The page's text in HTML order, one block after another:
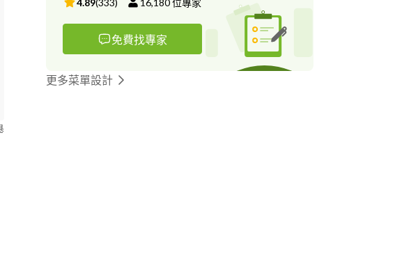
16,180位專家
免費找專家
更多菜單設計